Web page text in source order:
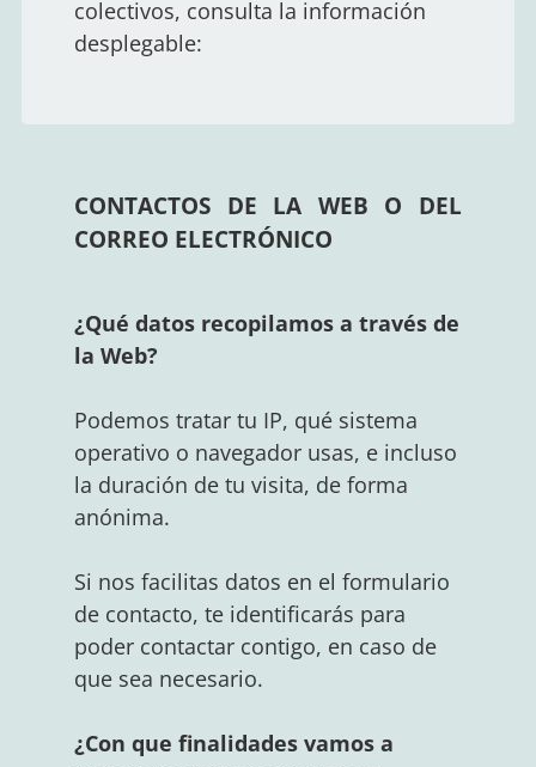
colectivos, consulta la información
desplegable:
CONTACTOS DE LA WEB O DEL
CORREO ELECTRÓNICO
¿Qué datos recopilamos a través de
la Web?
Podemos tratar tu IP, qué sistema
operativo o navegador usas, e incluso
la duración de tu visita, de forma
anónima.
Si nos facilitas datos en el formulario
de contacto, te identificarás para
poder contactar contigo, en caso de
que sea necesario.
¿Con que finalidades vamos a